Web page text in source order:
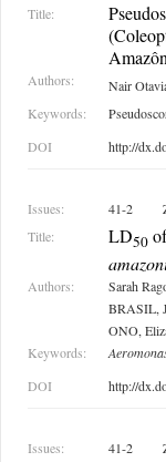
Title:
Authors:
Nair
Keywords:
DOI
http://
Issues: 41-2
Title:
LD50
Authors:
Sarah
BRASIL,
ONO,
Keywords:
DOI http://
Issues: 41-2